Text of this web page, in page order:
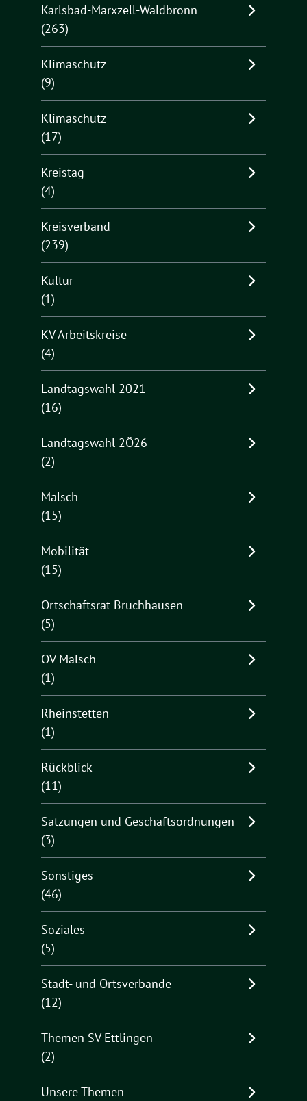
Karlsbad-Marxzell-Waldbronn
(263)
Klimaschutz
(9)
Klimaschutz
(17)
Kreistag
(4)
Kreisverband
(239)
Kultur
(1)
KV Arbeitskreise
(4)
Landtagswahl 2021
(16)
Landtagswahl 2Ö26
(2)
Malsch
(15)
Mobilität
(15)
Ortschaftsrat Bruchhausen
(5)
OV Malsch
(1)
Rheinstetten
(1)
Rückblick
(11)
Satzungen und Geschäftsordnungen
(3)
Sonstiges
(46)
Soziales
(5)
Stadt- und Ortsverbände
(12)
Themen SV Ettlingen
(2)
Unsere Themen